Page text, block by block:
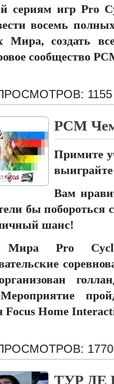
сериям игр Pro
восемь
Мира, создать
сообщество
1155
PCM
Примите
Вам
бы побороться
шанс!
Мира Pro
Мероприятие
Focus Home
ПРОСМОТРОВ: 1770
ТУР